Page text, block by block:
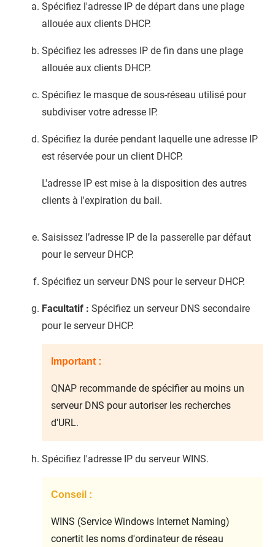
Spécifiez l'adresse IP de départ dans une plage
allouée aux clients DHCP.
Spécifiez les adresses IP de fin dans une plage
allouée aux clients DHCP.
Spécifiez le masque de sous-réseau utilisé pour
subdiviser votre adresse IP.
Spécifiez la durée pendant laquelle une adresse IP
est réservée pour un client DHCP.
L'adresse IP est mise à la disposition des autres
clients à l'expiration du bail.
Saisissez l’adresse IP de la passerelle par défaut
pour le serveur DHCP.
Spécifiez un serveur DNS pour le serveur DHCP.
Facultatif : Spécifiez un serveur DNS secondaire
pour le serveur DHCP.
Important :
QNAP recommande de spécifier au moins un
serveur DNS pour autoriser les recherches
d'URL.
Spécifiez l'adresse IP du serveur WINS.
Conseil :
WINS (Service Windows Internet Naming)
conertit les noms d'ordinateur de réseau